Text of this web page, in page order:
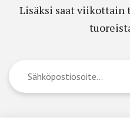
Lisäksi saat viikottain